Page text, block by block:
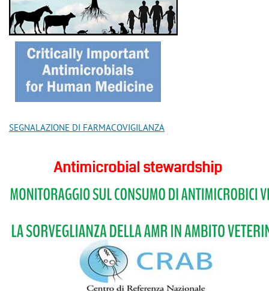
SEGNALAZIONE DI FARMACOVIGILANZA
Antimicrobial stewardship